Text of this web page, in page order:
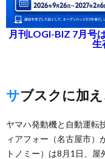
月刊LOGI-BIZ 7月号
生
サブスクに加
ヤマハ発動機と自動運転
ィアフォー（名古屋市）
トノミー）は8月1日、